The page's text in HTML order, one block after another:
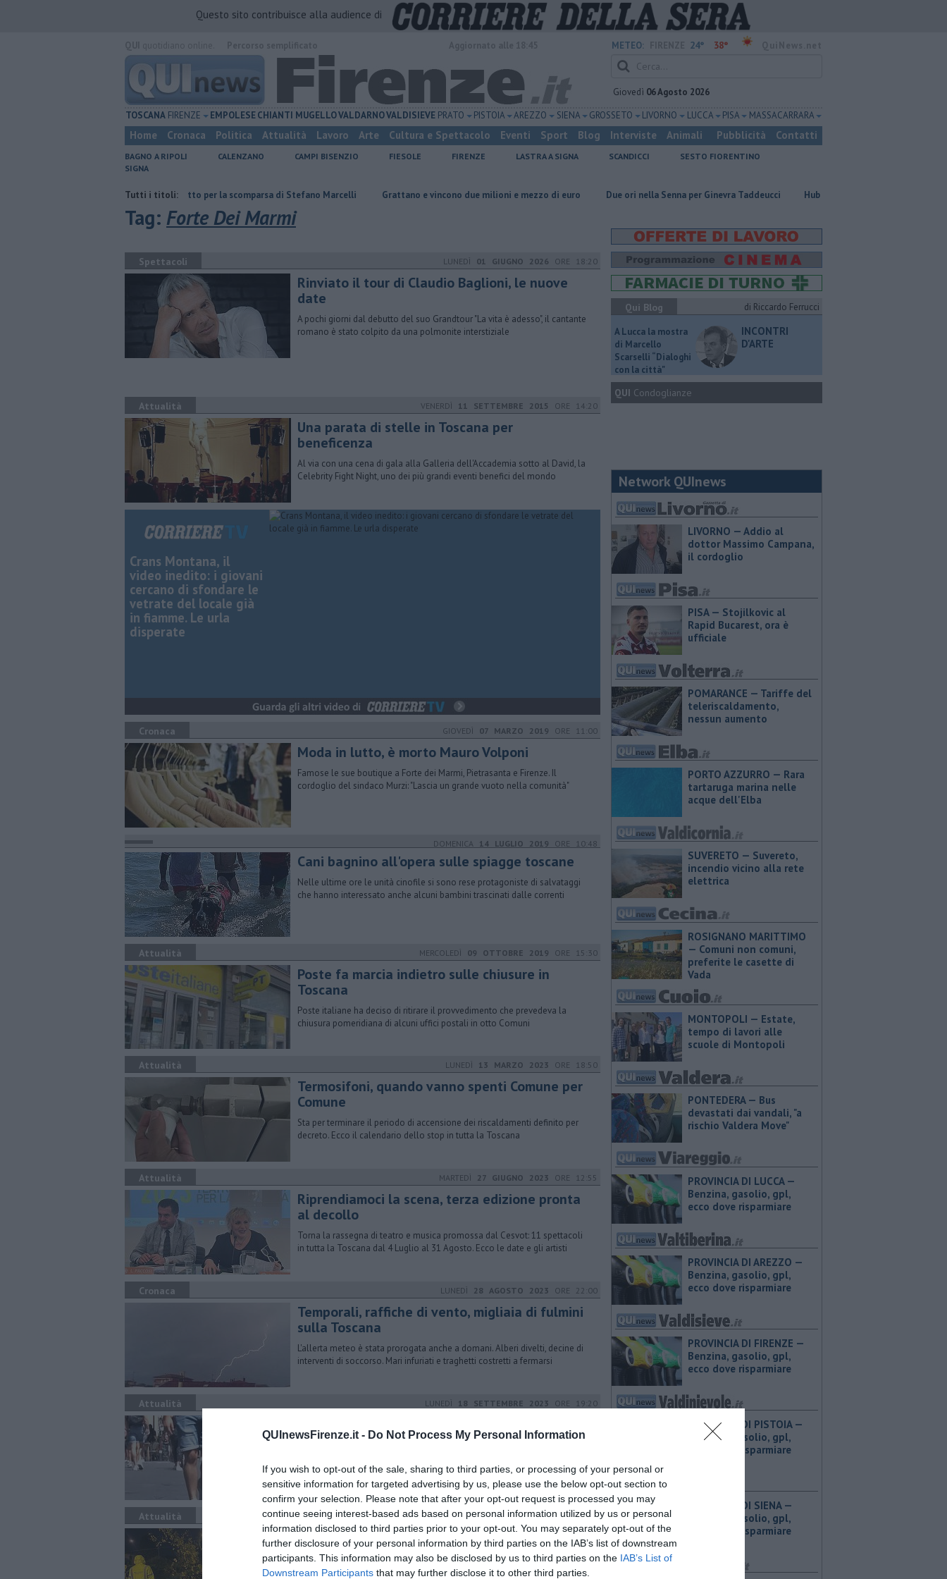
QUInewsFirenze.it - Do Not Process My Personal Information
If you wish to opt-out of the sale, sharing to third parties, or processing of your personal or
sensitive information for targeted advertising by us, please use the below opt-out section to
confirm your selection. Please note that after your opt-out request is processed you may
continue seeing interest-based ads based on personal information utilized by us or personal
information disclosed to third parties prior to your opt-out. You may separately opt-out of the
further disclosure of your personal information by third parties on the IAB’s list of downstream
participants. This information may also be disclosed by us to third parties on the IAB’s List of
Downstream Participants that may further disclose it to other third parties.
Questo sito contribuisce alla audience di
METEO: 24° 38°
Giovedì 06 Agosto 2026
TOSCANA FIRENZE EMPOLESECHIANTI MUGELLOVALDARNOVALDISIEVE PRATO PISTOIA AREZZO SIENA GROSSETO LIVORNO LUCCA PISA MASSA CARRARA
Home Cronaca Politica Attualità Lavoro Arte Cultura e Spettacolo Eventi Sport Blog Interviste Animali Pubblicità Contatti
BAGNO A RIPOLI CALENZANO CAMPI BISENZIO FIESOLE FIRENZE LASTRA A SIGNA SCANDICCI
SESTO FIORENTINO
SIGNA
Tutti i titoli:
Giornalismo in lutto per la scomparsa di Stefano Marcelli Grattano e vincono due milioni e mezzo di euro Due ori nella Senna per Ginevra Taddeucci Hub delle energie rinnovabili nell'ex deposito Eni
Tag: Forte Dei Marmi
Spettacoli LUNEDÌ 01 GIUGNO 2026 ORE 18:20
Rinviato il tour di Claudio Baglioni, le nuove
date
A pochi giorni dal debutto del suo Grandtour "La vita è adesso", il cantante
romano è stato colpito da una polmonite interstiziale
Attualità VENERDÌ 11 SETTEMBRE 2015 ORE 14:20
Una parata di stelle in Toscana per
beneficenza
Al via con una cena di gala alla Galleria dell'Accademia sotto al David, la
Celebrity Fight Night, uno dei più grandi eventi benefici del mondo
Crans Montana, il
video inedito: i giovani
cercano di sfondare le
vetrate del locale già
in fiamme. Le urla
disperate
Cronaca GIOVEDÌ 07 MARZO 2019 ORE 11:00
Moda in lutto, è morto Mauro Volponi
Famose le sue boutique a Forte dei Marmi, Pietrasanta e Firenze. Il
cordoglio del sindaco Murzi: "Lascia un grande vuoto nella comunità"
DOMENICA 14 LUGLIO 2019 ORE 10:48
​Cani bagnino all'opera sulle spiagge toscane
Nelle ultime ore le unità cinofile si sono rese protagoniste di salvataggi
che hanno interessato anche alcuni bambini trascinati dalle correnti
Attualità MERCOLEDÌ 09 OTTOBRE 2019 ORE 15:30
Poste fa marcia indietro sulle chiusure in
Toscana
Poste italiane ha deciso di ritirare il provvedimento che prevedeva la
chiusura pomeridiana di alcuni uffici postali in otto Comuni
Attualità LUNEDÌ 13 MARZO 2023 ORE 18:50
Termosifoni, quando vanno spenti Comune per
Comune
Sta per terminare il periodo di accensione dei riscaldamenti definito per
decreto. Ecco il calendario dello stop in tutta la Toscana
Attualità MARTEDÌ 27 GIUGNO 2023 ORE 12:55
Riprendiamoci la scena, terza edizione pronta
al decollo
Torna la rassegna di teatro e musica promossa dal Cesvot: 11 spettacoli
in tutta la Toscana dal 4 Luglio al 31 Agosto. Ecco le date e gli artisti
Cronaca LUNEDÌ 28 AGOSTO 2023 ORE 22:00
Temporali, raffiche di vento, migliaia di fulmini
sulla Toscana
L'allerta meteo è stata prorogata anche a domani. Alberi divelti, decine di
interventi di soccorso. Mari infuriati e traghetti costretti a fermarsi
Attualità LUNEDÌ 18 SETTEMBRE 2023 ORE 19:20
anziani
Toscana. Le donne sono più degli uomini. C'è ancora una quota di
analfabeti
Attualità MARTEDÌ 31 OTTOBRE 2023ORE 08:30
Nubifragi e tromba d'aria, alberi caduti come
birilli
Notte da dimenticare in Toscana fra tetti scoperchiati, sottopassi allagati,
Qui Blog di Riccardo Ferrucci
A Lucca la mostra
di Marcello
Scarselli “Dialoghi
con la città"
INCONTRI
D'ARTE
QUI Condoglianze
Network QUInews
LIVORNO — Addio al
dottor Massimo Campana,
il cordoglio
PISA — Stojilkovic al
Rapid Bucarest, ora è
ufficiale
POMARANCE — Tariffe del
teleriscaldamento,
nessun aumento
PORTO AZZURRO — Rara
tartaruga marina nelle
acque dell'Elba
SUVERETO — Suvereto,
incendio vicino alla rete
elettrica
ROSIGNANO MARITTIMO
— Comuni non comuni,
preferite le casette di
Vada
MONTOPOLI — Estate,
tempo di lavori alle
scuole di Montopoli
PONTEDERA — Bus
devastati dai vandali, "a
rischio Valdera Move"
PROVINCIA DI LUCCA — ​
Benzina, gasolio, gpl,
ecco dove risparmiare
PROVINCIA DI AREZZO — ​
Benzina, gasolio, gpl,
ecco dove risparmiare
PROVINCIA DI FIRENZE — ​
Benzina, gasolio, gpl,
ecco dove risparmiare
PROVINCIA DI PISTOIA — ​
Benzina, gasolio, gpl,
ecco dove risparmiare
PROVINCIA DI SIENA — ​
Benzina, gasolio, gpl,
ecco dove risparmiare